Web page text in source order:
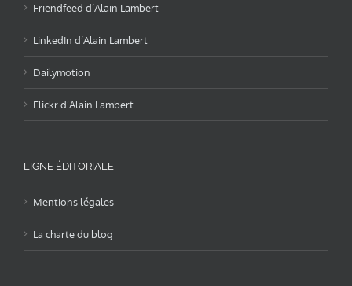
Friendfeed d’Alain Lambert
LinkedIn d’Alain Lambert
Dailymotion
Flickr d’Alain Lambert
LIGNE ÉDITORIALE
Mentions légales
La charte du blog